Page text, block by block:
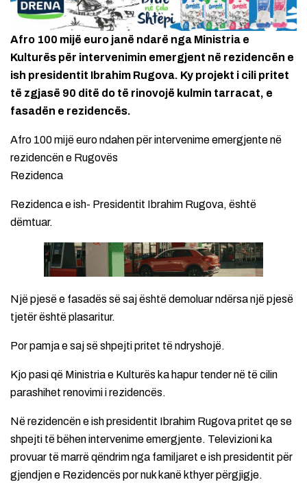
Afro 100 mijë euro janë ndarë nga Ministria e
Kulturës për intervenimin emergjent në rezidencën e
ish presidentit Ibrahim Rugova. Ky projekt i cili pritet
të zgjasë 90 ditë do të rinovojë kulmin tarracat, e
fasadën e rezidencës.
Afro 100 mijë euro ndahen për intervenime emergjente në
rezidencën e Rugovës
Rezidenca
Rezidenca e ish- Presidentit Ibrahim Rugova, është
dëmtuar.
Një pjesë e fasadës së saj është demoluar ndërsa një pjesë
tjetër është plasaritur.
Por pamja e saj së shpejti pritet të ndryshojë.
Kjo pasi që Ministria e Kulturës ka hapur tender në të cilin
parashihet renovimi i rezidencës.
Në rezidencën e ish presidentit Ibrahim Rugova pritet qe se
shpejti të bëhen intervenime emergjente. Televizioni ka
provuar të marrë qëndrim nga familjaret e ish presidentit për
gjendjen e Rezidencës por nuk kanë kthyer përgjigje.